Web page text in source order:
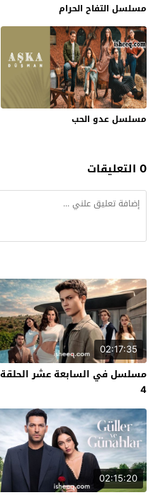
مسلسل التفاح الحرام
مسلسل عدو الحب
0 التعليقات
02:17:35
مسلسل في السابعة عشر الحلقة
4
02:15:20